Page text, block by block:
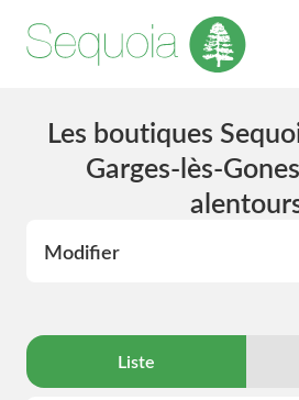
Les boutiques
Garges-lès-
Modifier
Liste